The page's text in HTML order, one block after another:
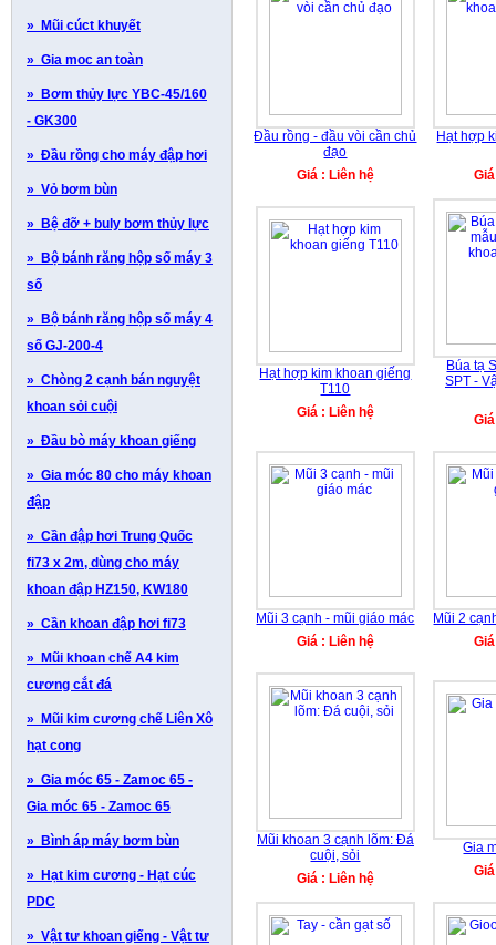
» Mũi cúct khuyết
» Gia moc an toàn
» Bơm thủy lực YBC-45/160
- GK300
» Đầu rồng cho máy đập hơi
» Vỏ bơm bùn
» Bệ đỡ + buly bơm thủy lực
» Bộ bánh răng hộp số máy 3
số
» Bộ bánh răng hộp số máy 4
số GJ-200-4
» Chòng 2 cạnh bán nguyệt
khoan sỏi cuội
» Đầu bò máy khoan giếng
» Gia móc 80 cho máy khoan
đập
» Cần đập hơi Trung Quốc
fi73 x 2m, dùng cho máy
khoan đập HZ150, KW180
» Cần khoan đập hơi fi73
» Mũi khoan chế A4 kim
cương cắt đá
» Mũi kim cương chế Liên Xô
hạt cong
» Gia móc 65 - Zamoc 65 -
Gia móc 65 - Zamoc 65
» Bình áp máy bơm bùn
» Hạt kim cương - Hạt cúc
PDC
» Vật tư khoan giếng - Vật tư
Đầu rồng - đầu vòi cần chủ
đạo
Giá : Liên hệ
Hạt hợp
Hạt hợp kim khoan giếng
T110
Giá : Liên hệ
Búa tạ
SPT -
Mũi 3 cạnh - mũi giáo mác
Giá : Liên hệ
Mũi 2
Mũi khoan 3 cạnh lõm: Đá
cuội, sỏi
Giá : Liên hệ
Gia